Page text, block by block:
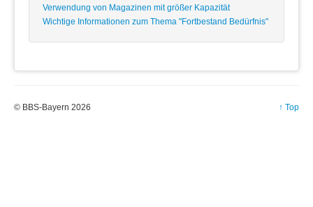
Verwendung von Magazinen mit größer Kapazität
Wichtige Informationen zum Thema "Fortbestand Bedürfnis"
↑ Top
© BBS-Bayern 2026